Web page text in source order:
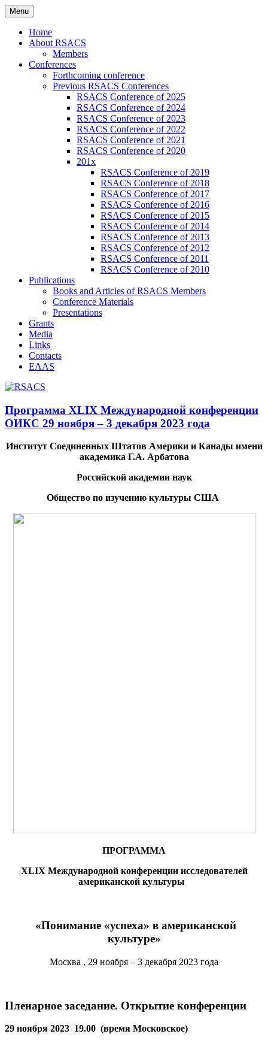
Skip
to
content
RSACS
Studies
Menu
Home
About RSACS
Members
Conferences
Forthcoming conference
Previous RSACS Conferences
RSACS Conference of 2025
RSACS Conference of 2024
RSACS Conference of 2023
RSACS Conference of 2022
RSACS Conference of 2021
RSACS Conference of 2020
201x
RSACS Conference of 2019
RSACS Conference of 2018
RSACS Conference of 2017
RSACS Conference of 2016
RSACS Conference of 2015
RSACS Conference of 2014
RSACS Conference of 2013
RSACS Conference of 2012
RSACS Conference of 2011
RSACS Conference of 2010
Publications
Books and Articles of RSACS Members
Conference Materials
Presentations
Grants
Media
Links
Contacts
EAAS
Программа XLIX Международной конференции
ОИКС 29 ноября – 3 декабря 2023 года
Институт Соединенных Штатов Америки и Канады имени
академика Г.А. Арбатова
Российской академии наук
Общество по изучению культуры США
ПРОГРАММА
XLIX Международной конференции исследователей
американской культуры
«Понимание «успеха» в американской
культуре»
Москва , 29 ноября – 3 декабря 2023 года
Пленарное заседание. Открытие конференции
29 ноября 2023 19.00 (время Московское)